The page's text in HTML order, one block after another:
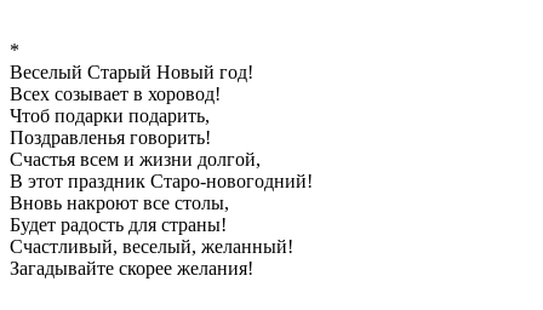
*
Веселый Старый Новый год!
Всех cозывает в хоровод!
Чтоб подарки подарить,
Поздравленья говорить!
Счастья всем и жизни долгой,
В этот праздник Старо-новогодний!
Вновь накроют все столы,
Будет радость для страны!
Счастливый, веселый, желанный!
Загадывайте скорее желания!